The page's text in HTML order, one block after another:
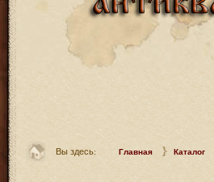
Вы здесь: Главная Каталог